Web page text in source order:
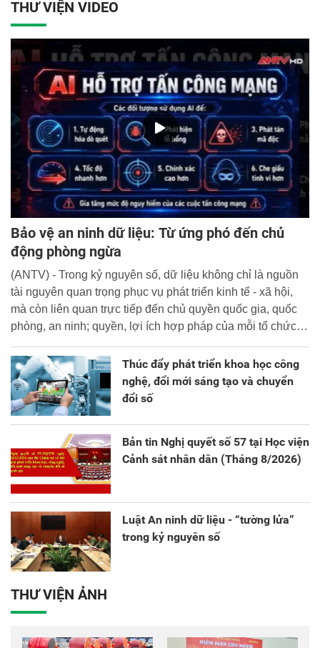
và đào tạo của lực lượng Công an nhân dân (CAND).
THƯ VIỆN VIDEO
Bảo vệ an ninh dữ liệu: Từ ứng phó đến chủ
động phòng ngừa
(ANTV) - Trong kỷ nguyên số, dữ liệu không chỉ là nguồn
tài nguyên quan trọng phục vụ phát triển kinh tế - xã hội,
mà còn liên quan trực tiếp đến chủ quyền quốc gia, quốc
phòng, an ninh; quyền, lợi ích hợp pháp của mỗi tổ chức,
Thúc đẩy phát triển khoa học công
nghệ, đổi mới sáng tạo và chuyển
đổi số
Bản tin Nghị quyết số 57 tại Học viện
Cảnh sát nhân dân (Tháng 8/2026)
Luật An ninh dữ liệu - “tường lửa”
trong kỷ nguyên số
THƯ VIỆN ẢNH